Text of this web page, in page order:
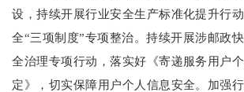
设，持续开展行业安全生产标准化提升行
全“三项制度”专项整治。持续开展涉邮政
全治理专项行动，落实好《寄递服务用户
定》，切实保障用户个人信息安全。加强